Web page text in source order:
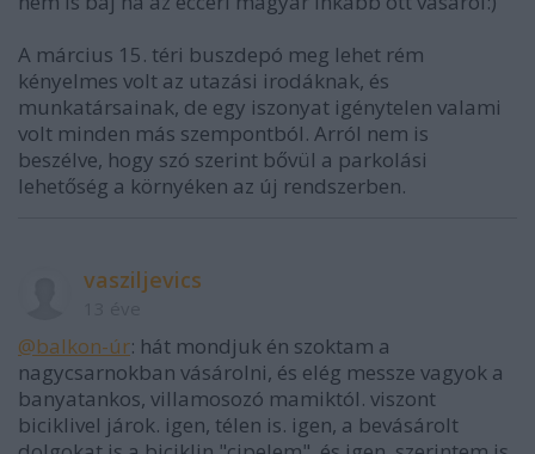
A március 15. téri buszdepó meg lehet rém
kényelmes volt az utazási irodáknak, és
munkatársainak, de egy iszonyat igénytelen valami
volt minden más szempontból. Arról nem is
beszélve, hogy szó szerint bővül a parkolási
lehetőség a környéken az új rendszerben.
vasziljevics
@balkon-úr: hát mondjuk én szoktam a
nagycsarnokban vásárolni, és elég messze vagyok a
banyatankos, villamosozó mamiktól. viszont
biciklivel járok. igen, télen is. igen, a bevásárolt